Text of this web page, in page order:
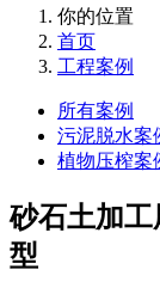
你的位置
首页
工程案例
所有案例
污泥脱水案
植物压榨案
砂石土加
型